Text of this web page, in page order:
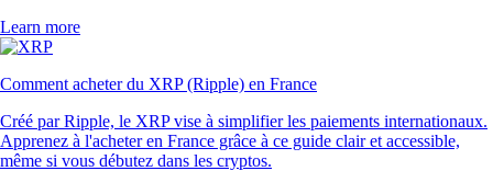
Learn more
Comment acheter du XRP (Ripple) en France
Créé par Ripple, le XRP vise à simplifier les paiements internationaux.
Apprenez à l'acheter en France grâce à ce guide clair et accessible,
même si vous débutez dans les cryptos.